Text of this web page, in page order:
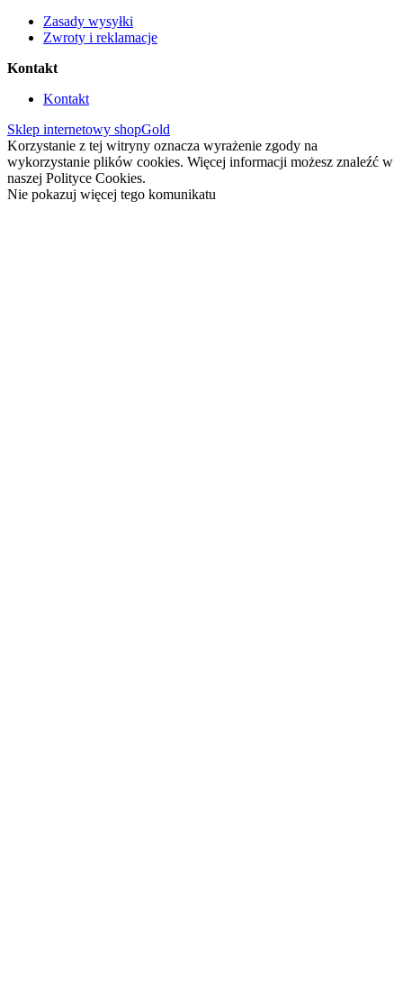
Zasady wysyłki
Zwroty i reklamacje
Kontakt
Kontakt
Sklep internetowy shopGold
Korzystanie z tej witryny oznacza wyrażenie zgody na
wykorzystanie plików cookies. Więcej informacji możesz znaleźć w
naszej Polityce Cookies.
Nie pokazuj więcej tego komunikatu